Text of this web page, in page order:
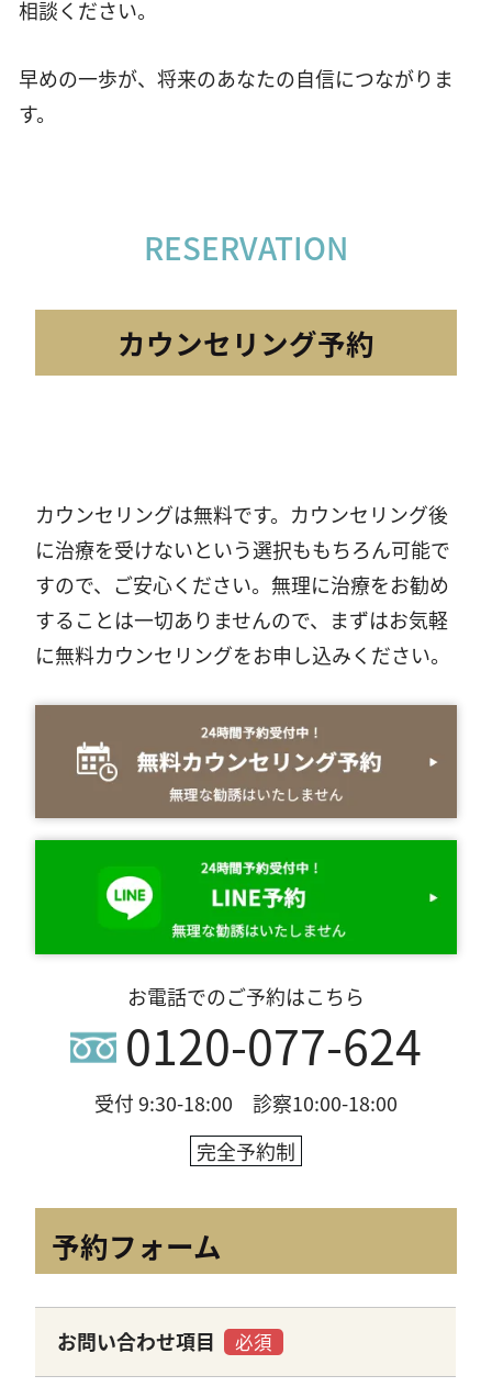
相談ください。
早めの一歩が、将来のあなたの自信につながりま
す。
RESERVATION
カウンセリング予約
カウンセリングは無料です。カウンセリング後
に治療を受けないという選択ももちろん可能で
すので、ご安心ください。無理に治療をお勧め
することは一切ありませんので、まずはお気軽
に無料カウンセリングをお申し込みください。
お電話でのご予約はこちら
0120-077-624
受付 9:30-18:00 診察10:00-18:00
完全予約制
予約フォーム
お問い合わせ項目 必須